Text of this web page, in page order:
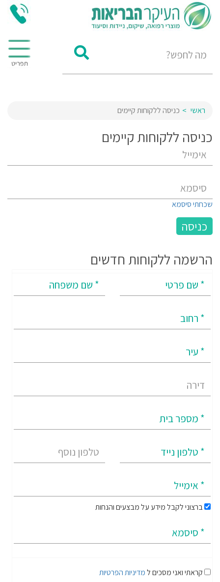
ראשי כניסה ללקוחות קיימים
כניסה ללקוחות קיימים
שכחתי סיסמא
הרשמה ללקוחות חדשים
ברצוני לקבל מידע על מבצעים והנחות
קראתי ואני מסכים למדיניות הפרטיות